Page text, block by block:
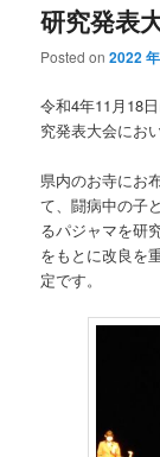
研究発表
Posted on2022
令和4年11月18
究発表大会にお
県内のお寺にお
て、闘病中の子
るパジャマを研
をもとに改良を
定です。